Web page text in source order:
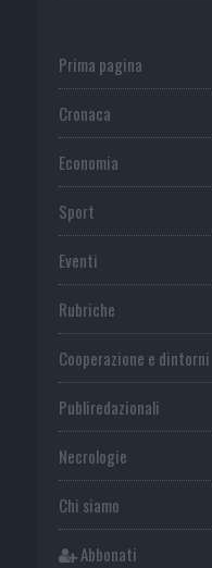
Prima pagina
Cronaca
Economia
Sport
Eventi
Rubriche
Cooperazione e dintorni
Publiredazionali
Necrologie
Chi siamo
Abbonati